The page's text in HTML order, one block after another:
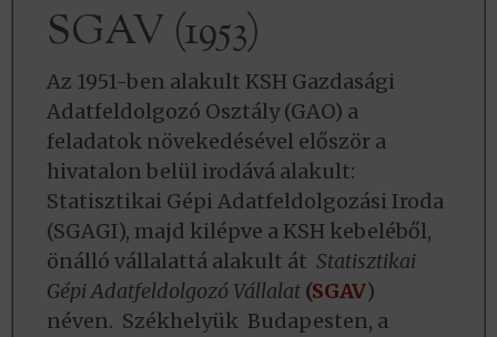
SGAV (1953)
Az 1951-ben alakult KSH Gazdasági
Adatfeldolgozó Osztály (GAO) a
feladatok növekedésével először a
hivatalon belül irodává alakult:
Statisztikai Gépi Adatfeldolgozási Iroda
(SGAGI), majd kilépve a KSH kebeléből,
önálló vállalattá alakult át Statisztikai
Gépi Adatfeldolgozó Vállalat (SGAV)
néven. Székhelyük Budapesten, a